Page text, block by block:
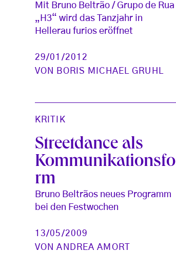
Mit Bruno Beltrão / Grupo de Rua
„H3“ wird das Tanzjahr in
Hellerau furios eröffnet
29/01/2012
VON
BORIS MICHAEL GRUHL
KRITIK
Streetdance als
Kommunikationsfo
rm
Bruno Beltrãos neues Programm
bei den Festwochen
13/05/2009
VONANDREA AMORT